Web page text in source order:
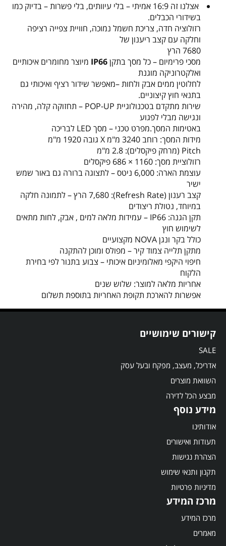
אצלנו זה 16:9 אמיתי – בלי עיוותים, בלי פשרות – בדיוק כמו
בשידורי הכבלים.
רזולוציה חדה, צריכת חשמל נמוכה, חוויית צפייה רציפה
וחלקה עם קצב ריענון של
7680 הרץ
מסכי פרימיום – כל מסך בתקןIP66 מיוצר מחומרים איכותיים
ואלקטרוניקה מוגנת
לחלוטין ממים אבק ולחות –מאפשר שידור רציף ואיכותי גם
בתנאי חוץ קיצוניים.
שירות מתקדם בטכנולוגיית POP-UP – תחזוקה קלה, מהירה
ונגישה מבלי לפגוע
באטימות המסך.מפרט טכני – מסך LED לבריכה
מידות המסך: רוחב 3240 מ"מ X גובה 1920 מ"מ
Pitch (מרחק פיקסלים): 2.8 מ"מ
רזולוציית מסך: 1160 × 686 פיקסלים
עוצמת הארה: 6,000 ניטס – לתצוגה ברורה גם באור שמש
ישיר
קצב רענון (Refresh Rate): 7,680 הרץ – לתמונה חלקה
במיוחד, נטולת ריצודים
תקן הגנה: IP66 – עמידות מלאה למים , אבק, לחות מתאים
לשימוש חוץ
כולל בקר ונגן NOVA מקצועיים
מתקן תלייה צמוד קיר – מפולס ומוכן להתקנה
חיפוי היקפי מאלומיניום איכותי – צבוע בתנור לפי בחירת
הלקוח
אחריות מלאה למוצר: שלוש שנים
אפשרות להארכת תקופת האחריות בתוספת תשלום
קישורים שימושיים
SALE
אדריכל, מעצב, מפקח ובעל עסק
השוואת מוצרים
מבצע הכל לדירה
מידע נוסף
אודותינו
תעודות ואישורים
הצהרת נגישות
תקנון ותנאי שימוש
מדיניות פרטיות
מרכז המידע
מרכז המידע
מאמרים